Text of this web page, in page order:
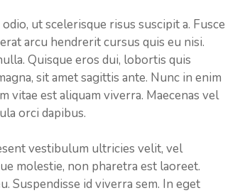
ut scelerisque risus suscipit a. Fusce
arcu hendrerit cursus quis eu nisi.
Quisque eros dui, lobortis quis
sit amet sagittis ante. Nunc in enim
vitae est aliquam viverra. Maecenas vel
orci dapibus.
vestibulum ultricies velit, vel
molestie, non pharetra est laoreet.
Suspendisse id viverra sem. In eget